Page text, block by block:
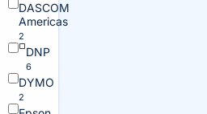
DASCOM
Americas
2
DNP
6
DYMO
2